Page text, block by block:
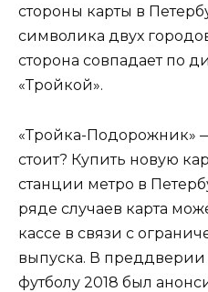
стороны карты в
символика двух
сторона совпадает по
«Тройкой».
«Тройка-Подорожник»
стоит? Купить новую
станции метро в
ряде случаев карта
кассе в связи с
выпуска. В
футболу 2018 был